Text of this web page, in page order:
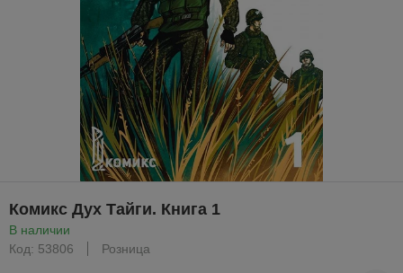
Комикс Дух Тайги. Книга 1
В наличии
Код: 53806
Розница